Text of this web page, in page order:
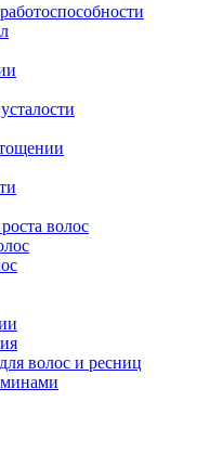
волос
волос и ресниц